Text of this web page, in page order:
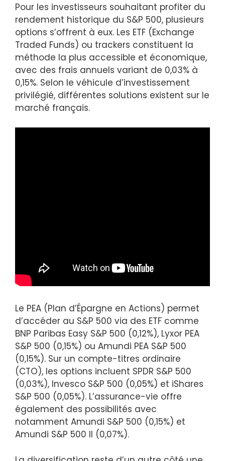
Pour les investisseurs souhaitant profiter du
rendement historique du S&P 500, plusieurs
options s’offrent à eux. Les ETF (Exchange
Traded Funds) ou trackers constituent la
méthode la plus accessible et économique,
avec des frais annuels variant de 0,03% à
0,15%. Selon le véhicule d’investissement
privilégié, différentes solutions existent sur le
marché français.
Le PEA (Plan d’Épargne en Actions) permet
d’accéder au S&P 500 via des ETF comme
BNP Paribas Easy S&P 500 (0,12%), Lyxor PEA
S&P 500 (0,15%) ou Amundi PEA S&P 500
(0,15%). Sur un compte-titres ordinaire
(CTO), les options incluent SPDR S&P 500
(0,03%), Invesco S&P 500 (0,05%) et iShares
S&P 500 (0,05%). L’assurance-vie offre
également des possibilités avec
notamment Amundi S&P 500 (0,15%) et
Amundi S&P 500 II (0,07%).